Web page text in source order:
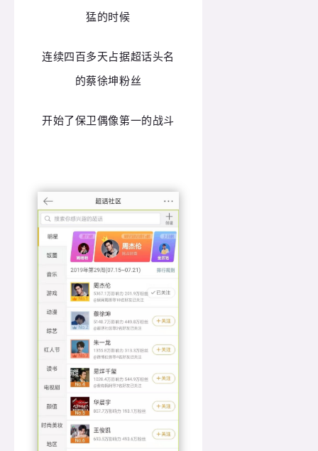
猛的时候
连续四百多天占据超话头名
的蔡徐坤粉丝
开始了保卫偶像第一的战斗